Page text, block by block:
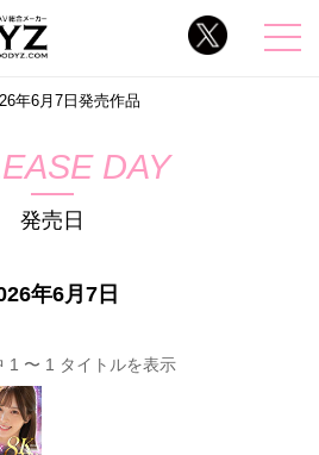
年6月7日発売作品
DAY
発売日
年6月7日
1 〜 1 タイトルを表示